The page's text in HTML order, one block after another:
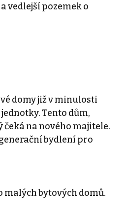
vedlejší pozemek o
domy již v minulosti
Tento dům,
na nového majitele.
bydlení pro
malých bytových domů.